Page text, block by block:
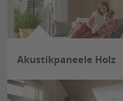
Akustikpaneele Holz